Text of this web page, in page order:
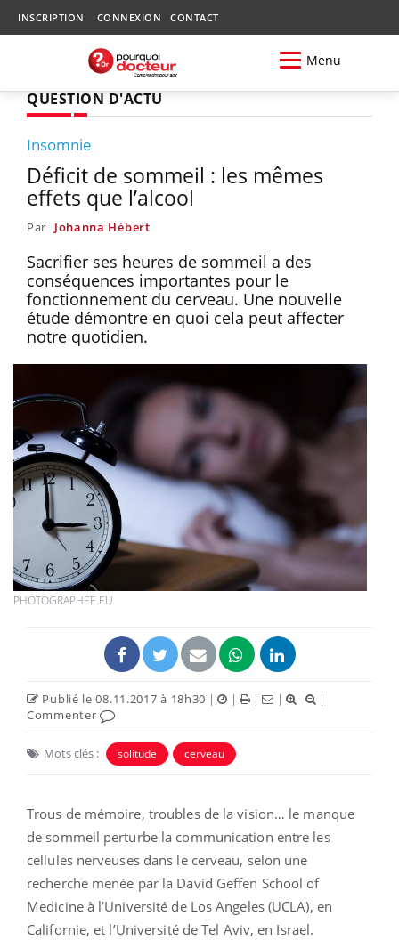
INSCRIPTION CONNEXION CONTACT
Menu
QUESTION D'ACTU
Insomnie
Déficit de sommeil : les mêmes
effets que l’alcool
Par Johanna Hébert
Sacrifier ses heures de sommeil a des
conséquences importantes pour le
fonctionnement du cerveau. Une nouvelle
étude démontre en quoi cela peut affecter
notre quotidien.
PHOTOGRAPHEE.EU
Publié le 08.11.2017 à 18h30 | | | |
|
Commenter
Mots clés : solitude cerveau
Trous de mémoire, troubles de la vision… le manque
de sommeil perturbe la communication entre les
cellules nerveuses dans le cerveau, selon une
recherche menée par la David Geffen School of
Medicine à l’Université de Los Angeles (UCLA), en
Californie, et l’Université de Tel Aviv, en Israel.